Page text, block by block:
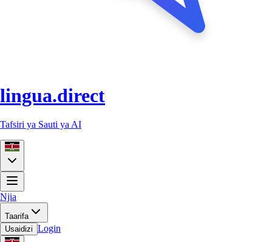
lingua.direct
Tafsiri ya Sauti ya AI
Njia
Taarifa
Usaidizi Login